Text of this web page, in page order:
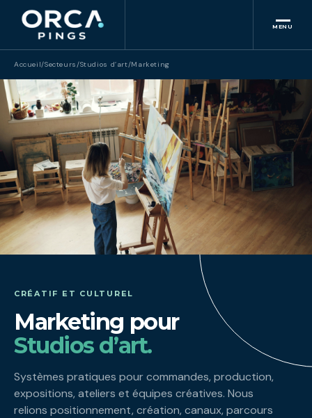
MENU
Accueil/Secteurs/Studios d’art/Marketing
CRÉATIF ET CULTUREL
Marketing pour
Studios d’art.
Systèmes pratiques pour commandes, production,
expositions, ateliers et équipes créatives. Nous
relions positionnement, création, canaux, parcours